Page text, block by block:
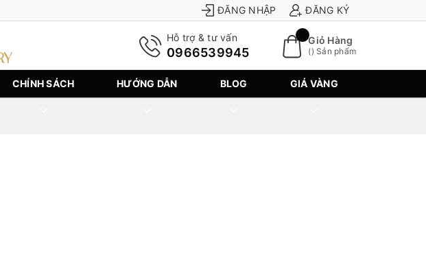
ĐĂNG NHẬP ĐĂNG KÝ
Hỗ trợ & tư vấn
0966539945
Giỏ Hàng
() Sản phẩm
CHÍNH SÁCH HƯỚNG DẪN BLOG GIÁ VÀNG